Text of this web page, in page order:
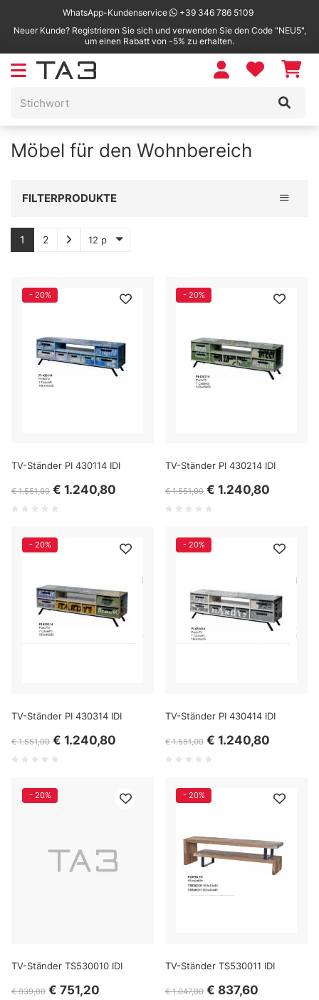
WhatsApp-Kundenservice
+39 346 786 5109
Neuer Kunde? Registrieren Sie sich und verwenden Sie den Code "NEU5",
um einen Rabatt von -5% zu erhalten.
Möbel für den Wohnbereich
Toggle
FILTERPRODUKTE
1 2 12 p
- 20%
TV-Ständer PI 430114 IDI
€ 1.551,00 € 1.240,80
- 20%
TV-Ständer PI 430214 IDI
€ 1.551,00 € 1.240,80
- 20%
TV-Ständer PI 430314 IDI
€ 1.551,00 € 1.240,80
- 20%
TV-Ständer PI 430414 IDI
€ 1.551,00 € 1.240,80
- 20%
TV-Ständer TS530010 IDI
€ 939,00 € 751,20
- 20%
TV-Ständer TS530011 IDI
€ 1.047,00 € 837,60